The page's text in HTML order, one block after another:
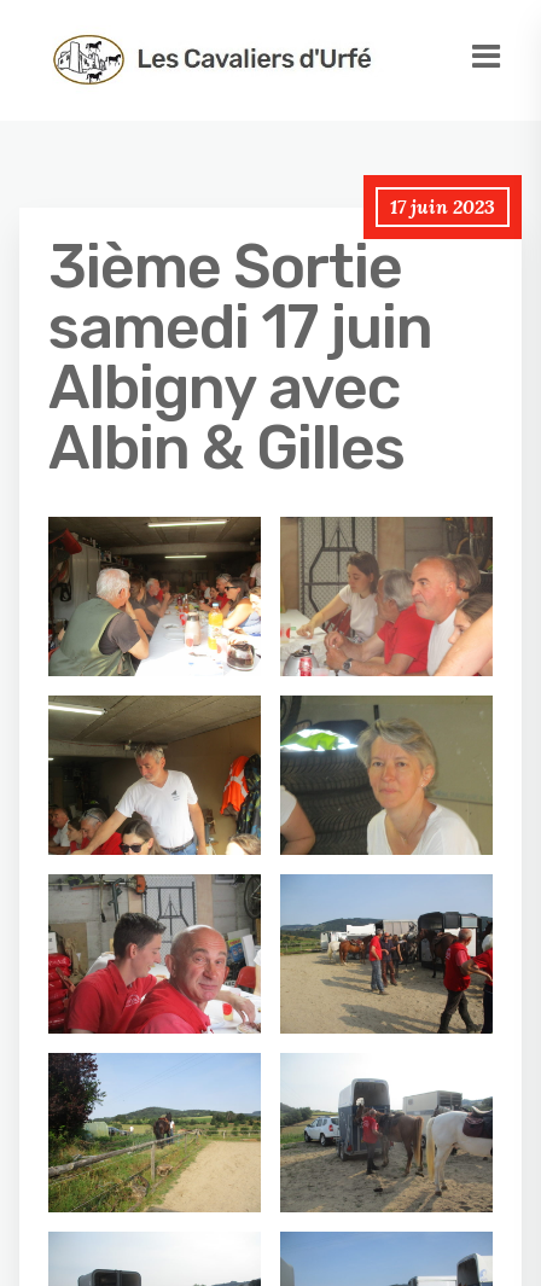
17 juin 2023
3ième Sortie
samedi 17 juin
Albigny avec
Albin & Gilles